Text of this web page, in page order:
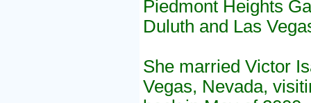
Piedmont Heights
Duluth and Las
She married Victor
Vegas, Nevada,